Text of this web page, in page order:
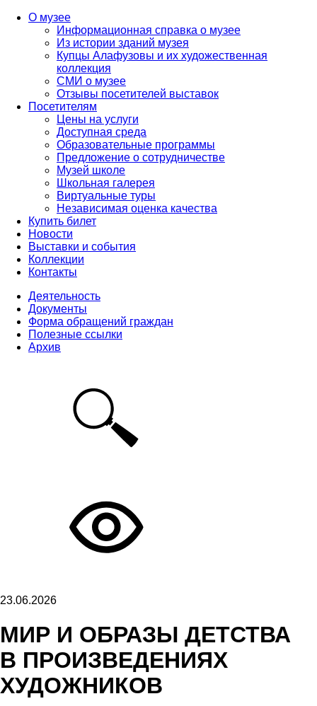
О музее
Информационная справка о музее
Из истории зданий музея
Купцы Алафузовы и их художественная
коллекция
СМИ о музее
Отзывы посетителей выставок
Посетителям
Цены на услуги
Доступная среда
Образовательные программы
Предложение о сотрудничестве
Музей школе
Школьная галерея
Виртуальные туры
Независимая оценка качества
Купить билет
Новости
Выставки и события
Коллекции
Контакты
Деятельность
Документы
Форма обращений граждан
Полезные ссылки
Архив
23.06.2026
МИР И ОБРАЗЫ ДЕТСТВА
В ПРОИЗВЕДЕНИЯХ
ХУДОЖНИКОВ